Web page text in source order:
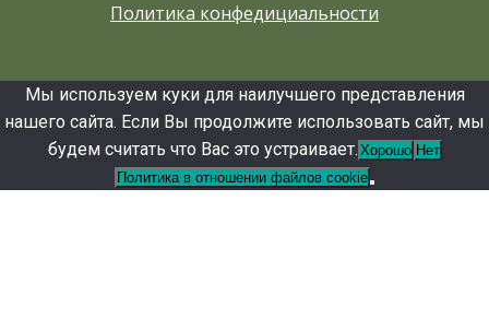
Политика конфедициальности
Мы используем куки для наилучшего представления
нашего сайта. Если Вы продолжите использовать сайт, мы
будем считать что Вас это устраивает. Хорошо Нет
Политика в отношении файлов cookie